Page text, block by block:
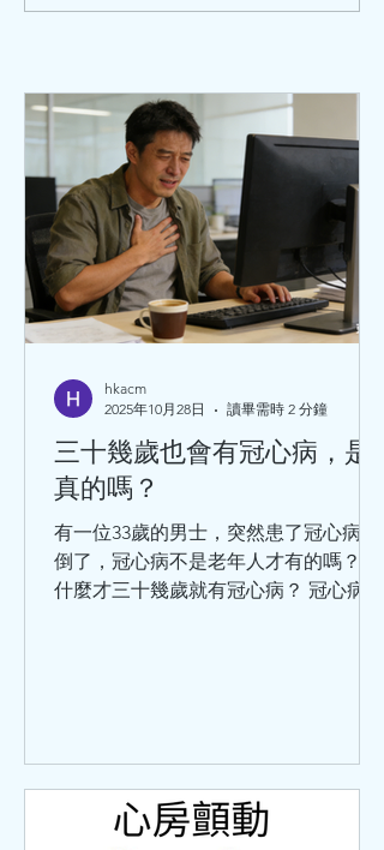
性事件的治療技術飛速發展，
但心血管疾病的二級預防，特
別是在臨床...
三十幾歲也會有冠心病，是
真的嗎？
有一位33歲的男士，突然患了冠心病暈
倒了，冠心病不是老年人才有的嗎？為
什麼才三十幾歲就有冠心病？ 冠心病的
此之外，炎症栓塞導致血管管腔狹窄或
閉塞也可以引起冠心病。 關於冠心病，
世界衛生組織將它分為5大類：無症狀
hkacm
2025年10月28日
讀畢需時 2 分鐘